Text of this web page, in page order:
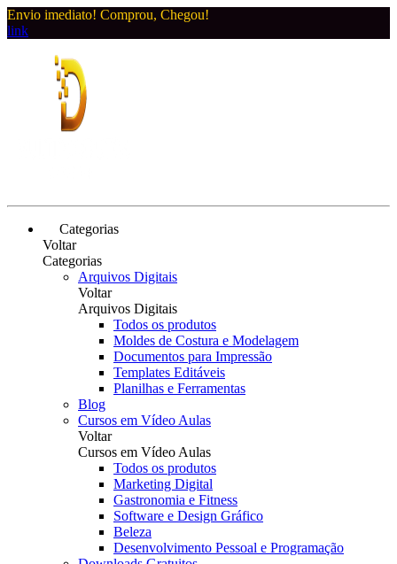
Envio imediato! Comprou, Chegou!
link
Categorias
Voltar
Categorias
Arquivos Digitais
Voltar
Arquivos Digitais
Todos os produtos
Moldes de Costura e Modelagem
Documentos para Impressão
Templates Editáveis
Planilhas e Ferramentas
Blog
Cursos em Vídeo Aulas
Voltar
Cursos em Vídeo Aulas
Todos os produtos
Marketing Digital
Gastronomia e Fitness
Software e Design Gráfico
Beleza
Desenvolvimento Pessoal e Programação